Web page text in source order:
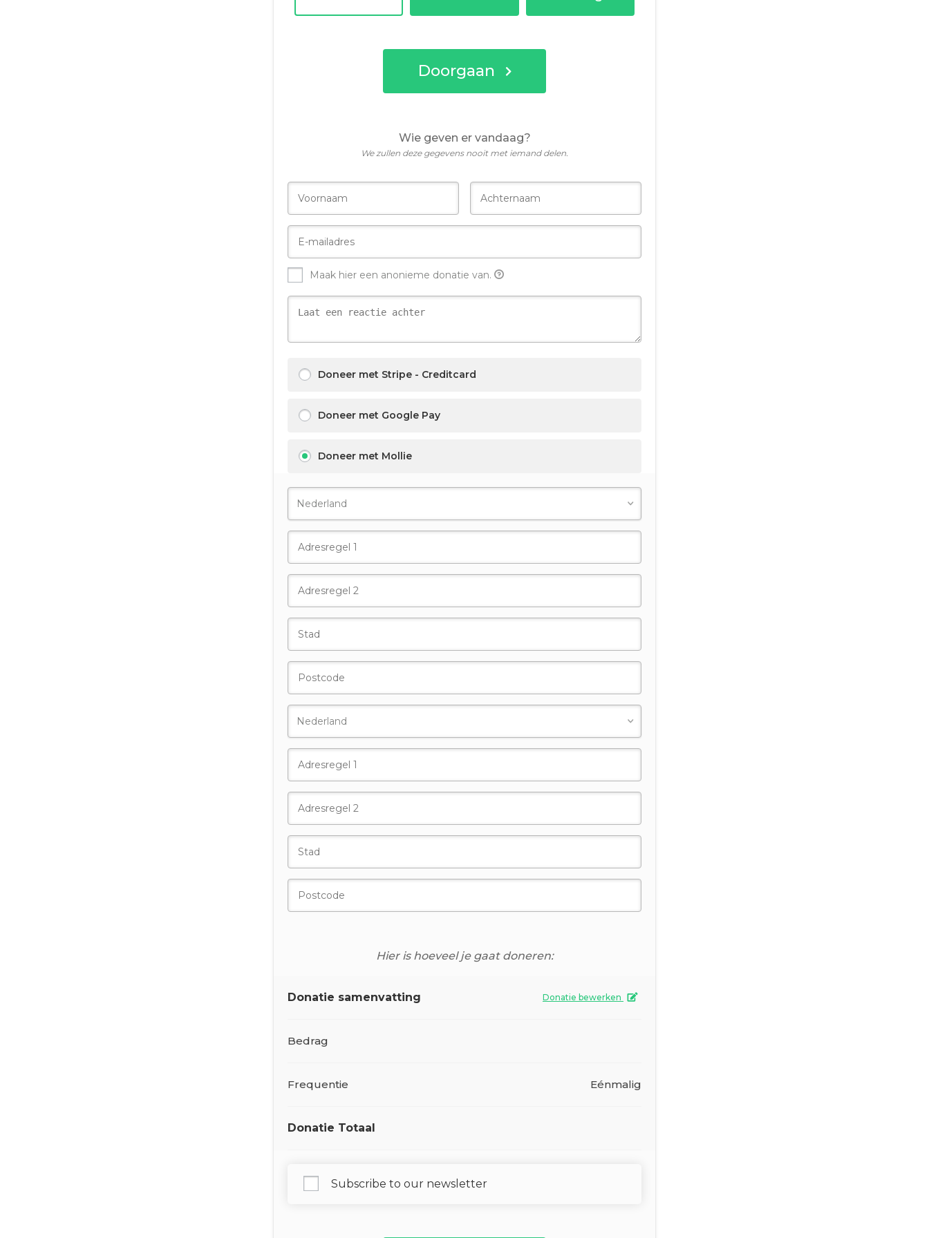
Doorgaan
Wie geven er vandaag?
We zullen deze gegevens nooit met iemand delen.
Maak hier een anonieme donatie van.
Doneer met Stripe - Creditcard
Doneer met Google Pay
Doneer met Mollie
Hier is hoeveel je gaat doneren:
Donatie samenvatting Donatie bewerken
Bedrag
Frequentie Eénmalig
Donatie Totaal
Subscribe to our newsletter